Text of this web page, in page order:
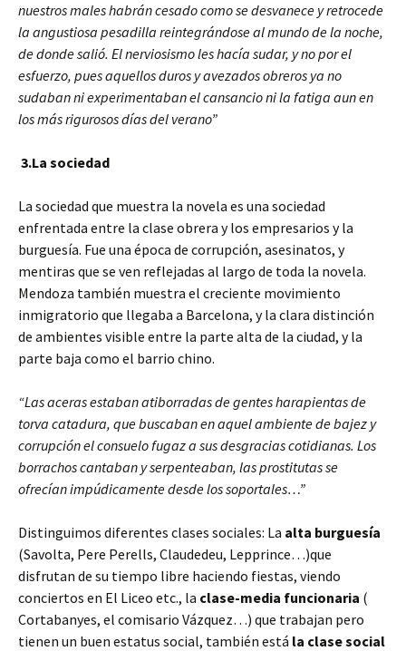
nuestros males habrán cesado como se desvanece y retrocede
la angustiosa pesadilla reintegrándose al mundo de la noche,
de donde salió. El nerviosismo les hacía sudar, y no por el
esfuerzo, pues aquellos duros y avezados obreros ya no
sudaban ni experimentaban el cansancio ni la fatiga aun en
los más rigurosos días del verano”
3.La sociedad
La sociedad que muestra la novela es una sociedad
enfrentada entre la clase obrera y los empresarios y la
burguesía. Fue una época de corrupción, asesinatos, y
mentiras que se ven reflejadas al largo de toda la novela.
Mendoza también muestra el creciente movimiento
inmigratorio que llegaba a Barcelona, y la clara distinción
de ambientes visible entre la parte alta de la ciudad, y la
parte baja como el barrio chino.
“Las aceras estaban atiborradas de gentes harapientas de
torva catadura, que buscaban en aquel ambiente de bajez y
corrupción el consuelo fugaz a sus desgracias cotidianas. Los
borrachos cantaban y serpenteaban, las prostitutas se
ofrecían impúdicamente desde los soportales…”
Distinguimos diferentes clases sociales: La alta burguesía
(Savolta, Pere Perells, Claudedeu, Lepprince…)que
disfrutan de su tiempo libre haciendo fiestas, viendo
conciertos en El Liceo etc., la clase-media funcionaria (
Cortabanyes, el comisario Vázquez…) que trabajan pero
tienen un buen estatus social, también está la clase social